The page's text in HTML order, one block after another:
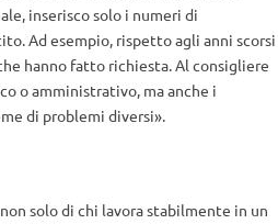
inserisco solo i numeri di
Ad esempio, rispetto agli anni scorsi
hanno fatto richiesta. Al consigliere
o amministrativo, ma anche i
di problemi diversi».
solo di chi lavora stabilmente in un